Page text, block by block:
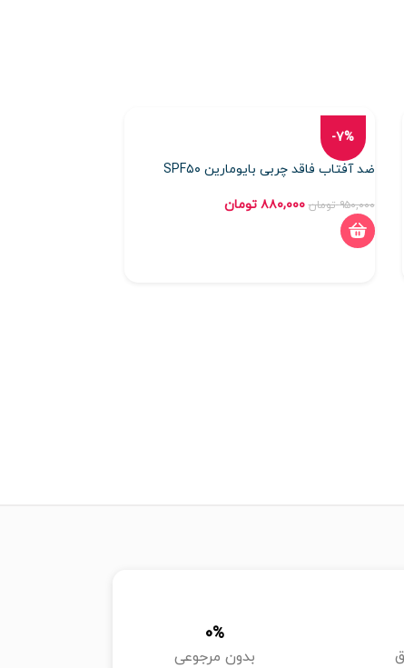
-7%
ضد آفتاب فاقد چربی بایومارین SPF۵۰
۹۵۰,۰۰۰ تومان ۸۸۰,۰۰۰ تومان
بدون مرجوعی
%
0